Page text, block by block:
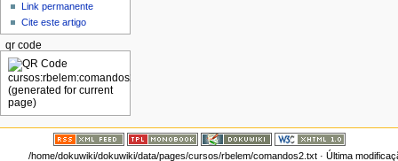
Link permanente
Cite este artigo
qr code
/home/dokuwiki/dokuwiki/data/pages/cursos/rbelem/comandos2.txt· Última